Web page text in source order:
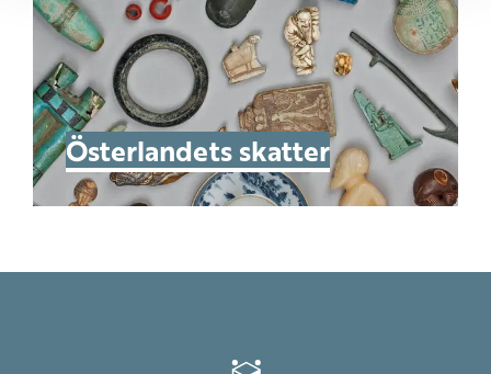
Österlandets skatter